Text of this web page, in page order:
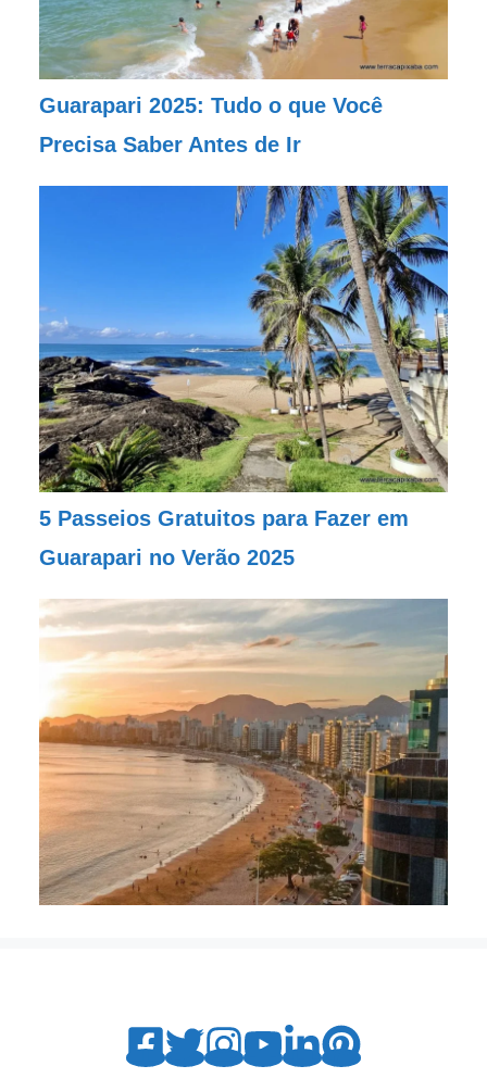
Guarapari 2025: Tudo o que Você
Precisa Saber Antes de Ir
5 Passeios Gratuitos para Fazer em
Guarapari no Verão 2025